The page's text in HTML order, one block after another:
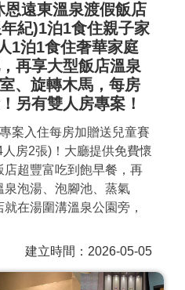
遠東溫泉渡假飯店
紀)1泊1食住親子家
1泊1食住奢華家庭
再享大型飯店溫泉
、旋轉木馬，每房
另有雙人房專案！
案入住每房加贈送兒童賽
房2張)！大廳提供免費懷
超豐富吃到飽早餐，再
泡湯、泡腳池、蒸氣
在湯圍溝溫泉公園旁，
建立時間：2026-05-05